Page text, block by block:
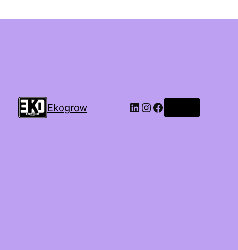
Ekogrow